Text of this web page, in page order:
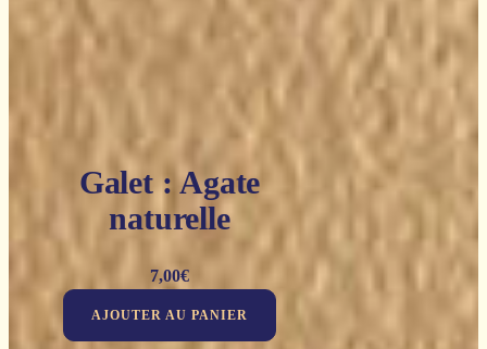
Galet : Agate
naturelle
7,00€
AJOUTER AU PANIER